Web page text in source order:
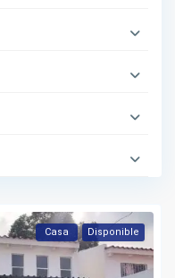
Casa Disponible